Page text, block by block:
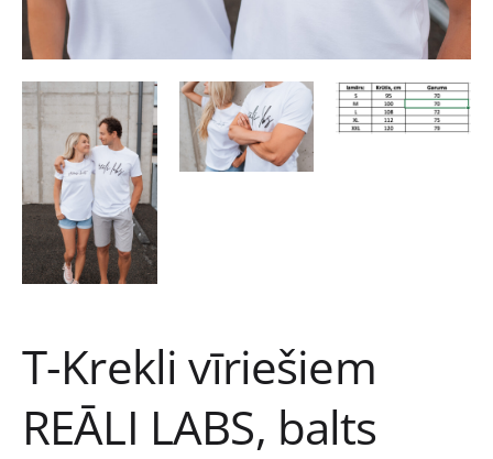
T-Krekli vīriešiem
REĀLI LABS, balts